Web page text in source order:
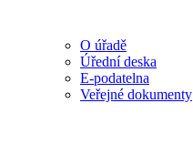
O úřadě
Úřední deska
E-podatelna
Veřejné dokumenty